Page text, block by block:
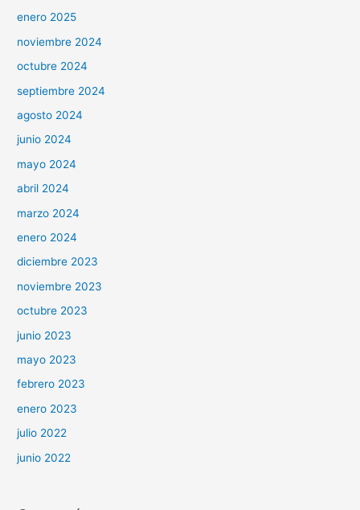
enero 2025
noviembre 2024
octubre 2024
septiembre 2024
agosto 2024
junio 2024
mayo 2024
abril 2024
marzo 2024
enero 2024
diciembre 2023
noviembre 2023
octubre 2023
junio 2023
mayo 2023
febrero 2023
enero 2023
julio 2022
junio 2022